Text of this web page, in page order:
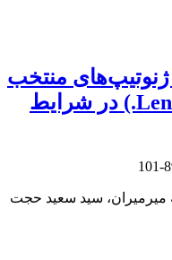
منتخب
عدس (Lens culinaris Medik.) در شرایط
میرمیران، سید سعید حجت